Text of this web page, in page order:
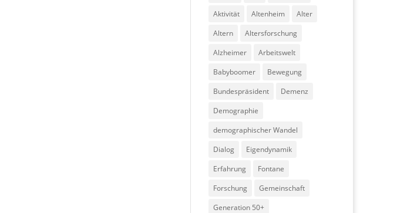
Aktivität
Altenheim
Alter
Altern
Altersforschung
Alzheimer
Arbeitswelt
Babyboomer
Bewegung
Bundespräsident
Demenz
Demographie
demographischer Wandel
Dialog
Eigendynamik
Erfahrung
Fontane
Forschung
Gemeinschaft
Generation 50+